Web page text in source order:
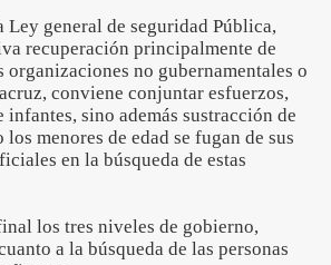
general de seguridad Pública,
recuperación principalmente de
no gubernamentales o
conviene conjuntar esfuerzos,
sino además sustracción de
menores de edad se fugan de sus
en la búsqueda de estas
los tres niveles de gobierno,
a la búsqueda de las personas